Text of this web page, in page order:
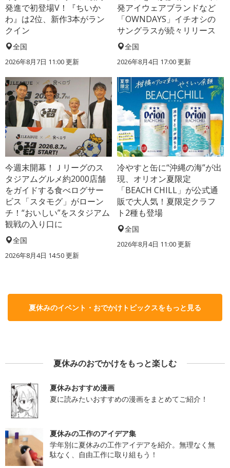
発進で初登場V！『ちいか
わ』は2位、新作3本がラン
クイン
全国
2026年8月7日 11:00更新
発アイウェアブランドなど
「OWNDAYS」イチオシの
サングラスが続々リリース
全国
2026年8月4日 17:00更新
今週末開幕！Ｊリーグのス
タジアムグルメ約2000店舗
をガイドする食べログサー
ビス「スタモグ」がローン
チ！“おいしい”をスタジアム
観戦の入り口に
全国
2026年8月4日 14:50更新
冷やすと缶に“沖縄の海”が出
現、オリオン夏限定
「BEACH CHILL」が公式通
販で大人気！夏限定クラフ
ト2種も登場
全国
2026年8月4日 11:00更新
夏休みのイベント・おでかけトピックスをもっと見る
夏休みのおでかけをもっと楽しむ
夏休みおすすめ漫画
夏に読みたいおすすめの漫画をまとめてご紹介！
夏休みの工作のアイデア集
学年別に夏休みの工作アイデアを紹介。無理なく無
駄なく、自由工作に取り組もう！